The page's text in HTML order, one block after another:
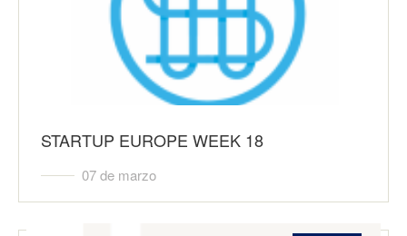
STARTUP EUROPE WEEK 18
07 de marzo